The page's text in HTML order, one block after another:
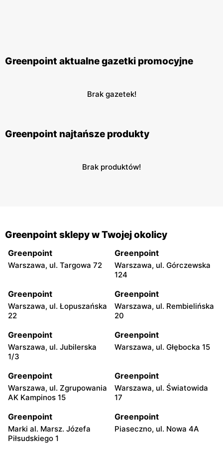
Greenpoint aktualne gazetki promocyjne
Brak gazetek!
Greenpoint najtańsze produkty
Brak produktów!
Greenpoint sklepy w Twojej okolicy
Greenpoint
Warszawa, ul. Targowa 72
Greenpoint
Warszawa, ul. Górczewska
124
Greenpoint
Warszawa, ul. Łopuszańska
22
Greenpoint
Warszawa, ul. Rembielińska
20
Greenpoint
Warszawa, ul. Jubilerska
1/3
Greenpoint
Warszawa, ul. Głębocka 15
Greenpoint
Warszawa, ul. Zgrupowania
AK Kampinos 15
Greenpoint
Warszawa, ul. Światowida
17
Greenpoint
Marki al. Marsz. Józefa
Piłsudskiego 1
Greenpoint
Piaseczno, ul. Nowa 4A